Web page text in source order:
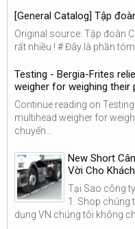
[General Catalog] Tập
Original source: Tập đoàn
rất nhiều ! # Đây là phần tóm
Testing - Bergia-Frites
weigher for weighing their
Continue reading on
multihead weigher for
chuyển...
New Short
Vời Cho
Tại Sao công
1. Shop chúng
dụng VN chúng tôi không